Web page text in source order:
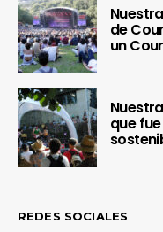
de
un
que
REDES SOCIALES